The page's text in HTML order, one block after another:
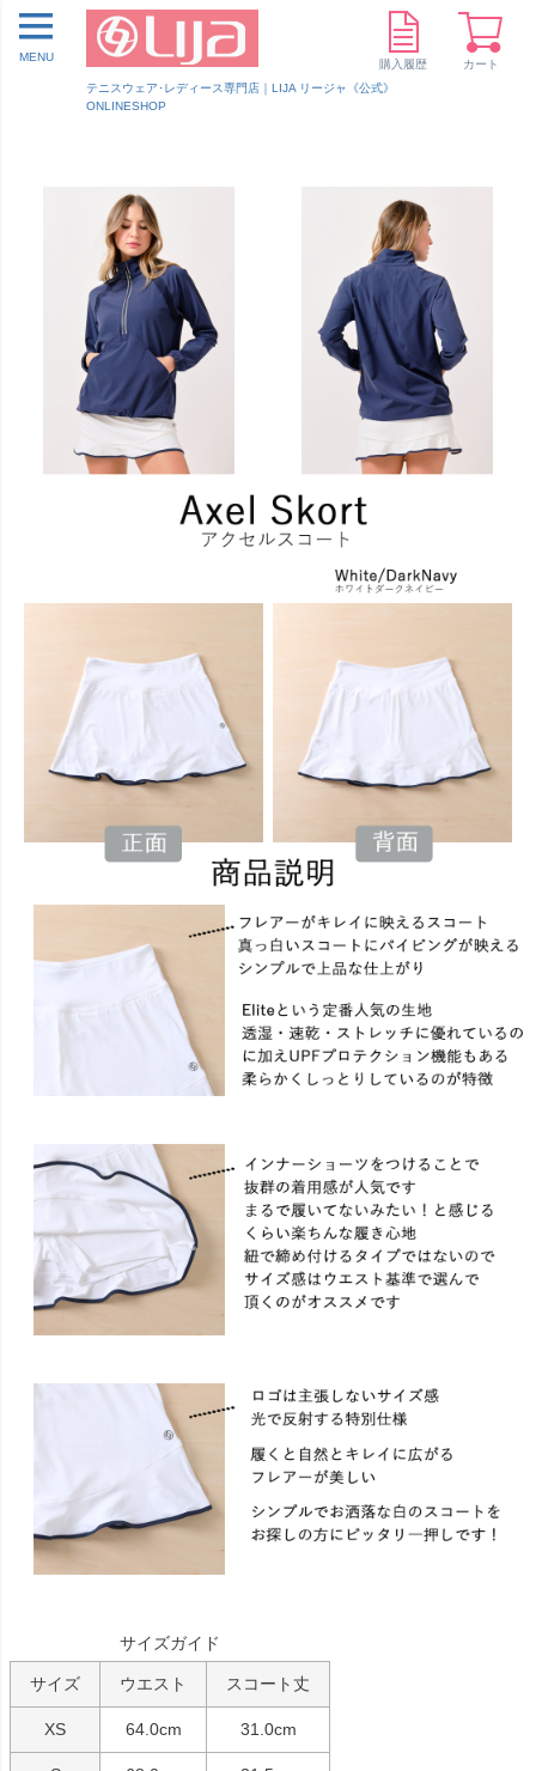
テニスウェア･レディース専門店｜LIJA リージャ《公式》
ONLINESHOP
MENU
購入履歴 カート
サイズガイド
サイズ ウエスト スコート丈
XS 64.0cm 31.0cm